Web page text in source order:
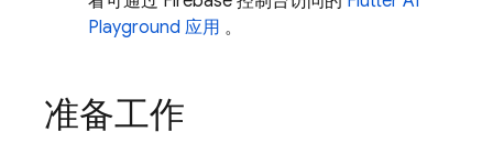
Playground 应用 。
准备工作